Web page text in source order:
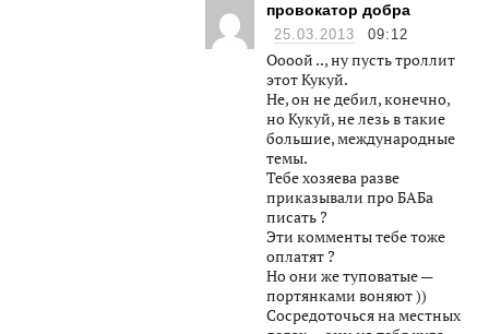
провокатор добра
25.03.2013 09:12
Оооой .., ну пусть троллит
этот Кукуй.
Не, он не дебил, конечно,
но Кукуй, не лезь в такие
большие, международные
темы.
Тебе хозяева разве
приказывали про БАБа
писать ?
Эти комменты тебе тоже
оплатят ?
Но они же туповатые —
портянками воняют ))
Сосредоточься на местных